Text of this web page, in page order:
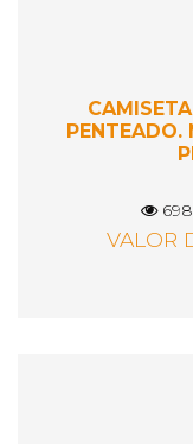
PENTEADO.
698
VALOR